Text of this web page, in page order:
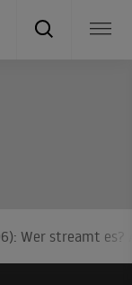
Wer streamt